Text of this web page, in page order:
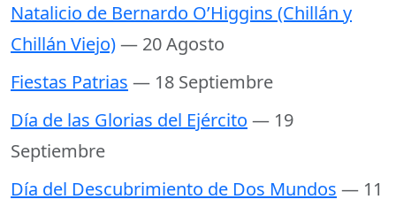
Natalicio de Bernardo O’Higgins (Chillán y
Chillán Viejo)— 20 Agosto
Fiestas Patrias — 18 Septiembre
Día de las Glorias del Ejército — 19
Septiembre
Día del Descubrimiento de Dos Mundos — 11